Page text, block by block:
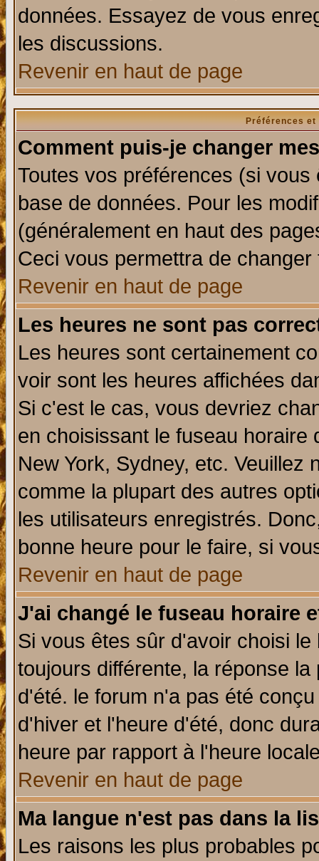
données. Essayez de vous
les discussions.
Revenir en haut de page
Préférences
Comment puis-je changer
Toutes vos préférences (si
base de données. Pour les
(généralement en haut des
Ceci vous permettra de
Revenir en haut de page
Les heures ne sont pas
Les heures sont certainement
voir sont les heures affichées
Si c'est le cas, vous devriez
en choisissant le fuseau
New York, Sydney, etc. Veuillez
comme la plupart des autres
les utilisateurs enregistrés.
bonne heure pour le faire, si
Revenir en haut de page
J'ai changé le fuseau horaire
Si vous êtes sûr d'avoir choisi
toujours différente, la réponse
d'été. le forum n'a pas été
d'hiver et l'heure d'été, donc
heure par rapport à l'heure
Revenir en haut de page
Ma langue n'est pas dans la
Les raisons les plus probables